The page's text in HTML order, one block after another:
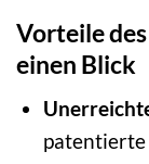
Vorteile
einen Blick